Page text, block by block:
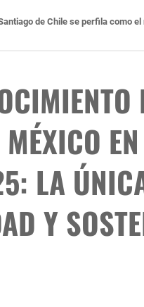
de Chile se perfila como
LA
Y